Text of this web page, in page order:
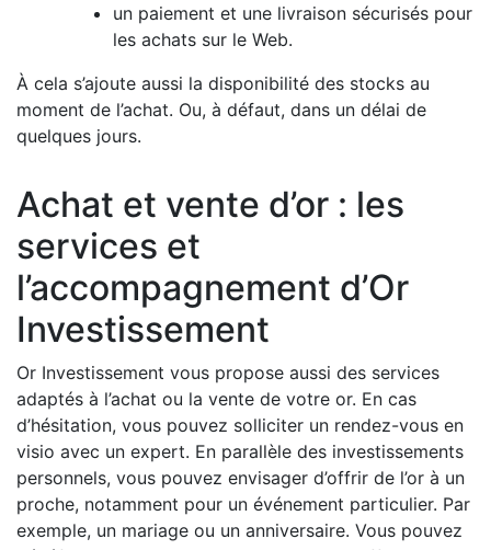
un paiement et une livraison sécurisés pour
les achats sur le Web.
À cela s’ajoute aussi la disponibilité des stocks au
moment de l’achat. Ou, à défaut, dans un délai de
quelques jours.
Achat et vente d’or : les
services et
l’accompagnement d’Or
Investissement
Or Investissement vous propose aussi des services
adaptés à l’achat ou la vente de votre or. En cas
d’hésitation, vous pouvez solliciter un rendez-vous en
visio avec un expert. En parallèle des investissements
personnels, vous pouvez envisager d’offrir de l’or à un
proche, notamment pour un événement particulier. Par
exemple, un mariage ou un anniversaire. Vous pouvez